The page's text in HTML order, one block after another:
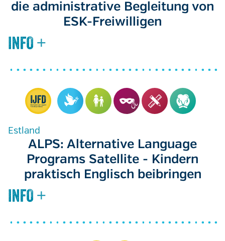
die administrative Begleitung von
ESK-Freiwilligen
Estland
ALPS: Alternative Language
Programs Satellite - Kindern
praktisch Englisch beibringen